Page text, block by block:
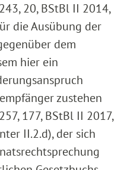
20, BStBl II 2014,
die Ausübung der
dem
hier ein
zustehen
177, BStBl II 2017,
II.2.d), der sich